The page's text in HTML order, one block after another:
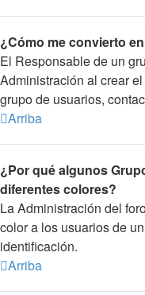
¿Cómo me convierto
El Responsable de un
Administración al crear
grupo de usuarios,
Arriba
¿Por qué algunos
diferentes colores?
La Administración del
color a los usuarios de
identificación.
Arriba